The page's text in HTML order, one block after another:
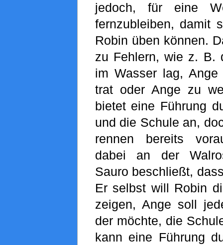
jedoch, für eine
fernzubleiben, damit
Robin üben können.
zu Fehlern, wie z. B.
im Wasser lag,
trat oder Ange zu
bietet eine Führung
und die Schule an,
rennen bereits
dabei an der
Sauro beschließt,
Er selbst will Robin
zeigen, Ange soll
der möchte, die
kann eine Führung